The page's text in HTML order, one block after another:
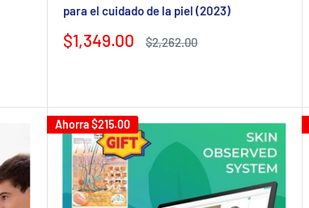
para el cuidado de la piel (2023)
Precio
$1,349.00
Precio
$2,262.00
Ahorra$215.00